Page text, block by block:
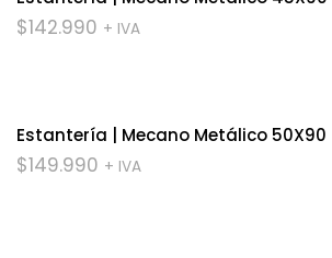
$142.990 + IVA
Estantería | Mecano Metálico 50X90
$149.990 + IVA